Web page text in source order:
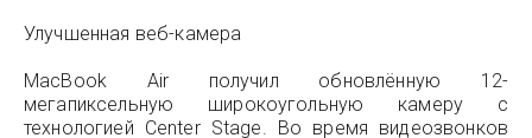
Улучшенная веб-камера
MacBook Air получил обновлённую 12-
мегапиксельную широкоугольную камеру с
технологией Center Stage. Во время видеозвонков